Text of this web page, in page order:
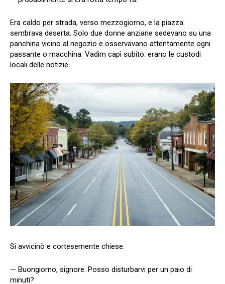
Era caldo per strada, verso mezzogiorno, e la piazza
sembrava deserta. Solo due donne anziane sedevano su una
panchina vicino al negozio e osservavano attentamente ogni
passante o macchina. Vadim capì subito: erano le custodi
locali delle notizie.
Si avvicinò e cortesemente chiese:
— Buongiorno, signore. Posso disturbarvi per un paio di
minuti?